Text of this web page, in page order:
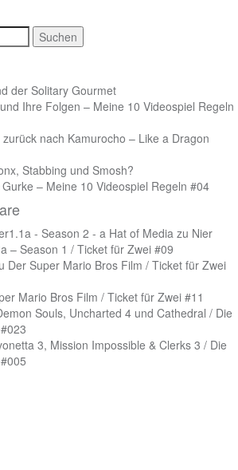
der Solitary Gourmet
Ihre Folgen – Meine 10 Videospiel Regeln
nach Kamurocho – Like a Dragon
Stabbing und Smosh?
– Meine 10 Videospiel Regeln #04
- Season 2 - a Hat of Media zu Nier
– Season 1 / Ticket für Zwei #09
Der Super Mario Bros Film / Ticket für Zwei
Mario Bros Film / Ticket für Zwei #11
Souls, Uncharted 4 und Cathedral / Die
3, Mission Impossible & Clerks 3 / Die